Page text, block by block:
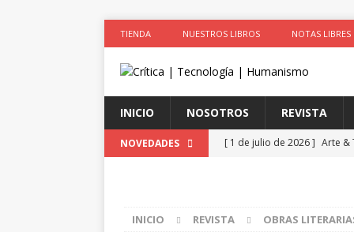
TIENDA NUESTROS LIBROS NOTAS LIBRES
INICIO NOSOTROS REVISTA
NOVEDADES [ 1 de julio de 2026 ] Arte &
colonizadores (Segunda
INICIO REVISTA OBRAS